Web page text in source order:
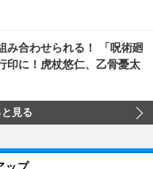
み合わせられる！ 「呪術廻
印に！虎杖悠仁、乙骨憂太
見る
ップ